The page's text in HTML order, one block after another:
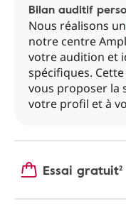
Bilan auditif
Nous réalisons un
notre centre
votre audition et
spécifiques.
vous proposer la
votre profil et à
Essai gratuit²